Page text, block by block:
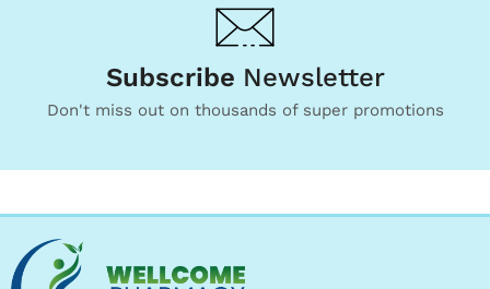
Subscribe Newsletter
Don't miss out on thousands of super promotions